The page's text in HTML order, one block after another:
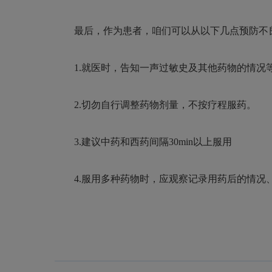
最后，作为患者，咱们可以从以下几点预防不
1.就医时，告知一声过敏史及其他药物的情况
2.切勿自行调整药物剂量，不按疗程服药。
3.建议中药和西药间隔30min以上服用
4.服用多种药物时，应观察记录用药后的情况、